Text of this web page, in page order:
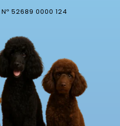
52689 0000 124